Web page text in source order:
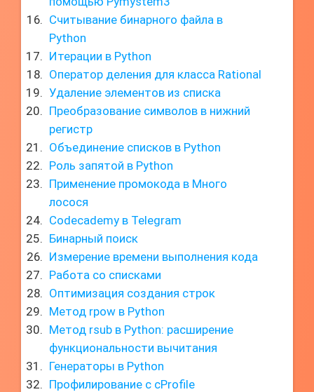
Считывание бинарного файла в
Python
Итерации в Python
Оператор деления для класса Rational
Удаление элементов из списка
Преобразование символов в нижний
регистр
Объединение списков в Python
Роль запятой в Python
Применение промокода в Много
лосося
Codecademy в Telegram
Бинарный поиск
Измерение времени выполнения кода
Работа со списками
Оптимизация создания строк
Метод rpow в Python
Метод rsub в Python: расширение
функциональности вычитания
Генераторы в Python
Профилирование с cProfile